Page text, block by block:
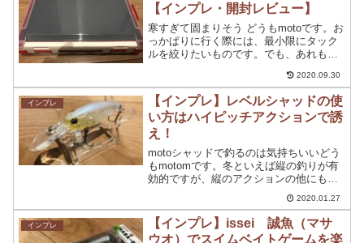
【インプレ・開封レビュー】
寒すぎて固まりそう どうもmotoです。お
っかぱりに行く際には、最小限にタック
ルを絞りたいものです。でも、あれもこ
に持ち運んでしまう方もいるともいま
す。そうです。僕です。僕も、なるべく
最小限にタックルを絞...
2020.09.30
インプレ
【インプレ】レベルシャッドの使
い方はハイピッチアクションで誘
え！
motoシャッドで釣るのは気持ちいいどう
もmotomです。冬といえば縦の釣りが有
効的ですが、縦のアクションの他にも有
効な釣りがあります。それは、ストップ
&ゴー。【止めて誘う】この釣りも冬の
釣りには有効ですよね。今回は、【止め
て誘う】に合わせ...
2020.01.27
インプレ
【インプレ】issei 誠魚（マサ
ウオ）でスイムベイトゲームを楽